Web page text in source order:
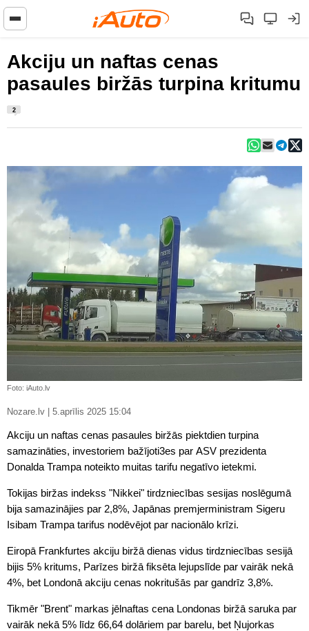
Akciju un naftas cenas
pasaules biržās turpina kritumu
2
Foto: iAuto.lv
Nozare.lv | 5.aprīlis 2025 15:04
Akciju un naftas cenas pasaules biržās piektdien turpina
samazināties, investoriem bažījoti3es par ASV prezidenta
Donalda Trampa noteikto muitas tarifu negatīvo ietekmi.
Tokijas biržas indekss "Nikkei" tirdzniecības sesijas noslēgumā
bija samazinājies par 2,8%, Japānas premjerministram Sigeru
Isibam Trampa tarifus nodēvējot par nacionālo krīzi.
Eiropā Frankfurtes akciju biržā dienas vidus tirdzniecības sesijā
bijis 5% kritums, Parīzes biržā fiksēta lejupslīde par vairāk nekā
4%, bet Londonā akciju cenas nokritušās par gandrīz 3,8%.
Tikmēr "Brent" markas jēlnaftas cena Londonas biržā saruka par
vairāk nekā 5% līdz 66,64 dolāriem par barelu, bet Ņujorkas